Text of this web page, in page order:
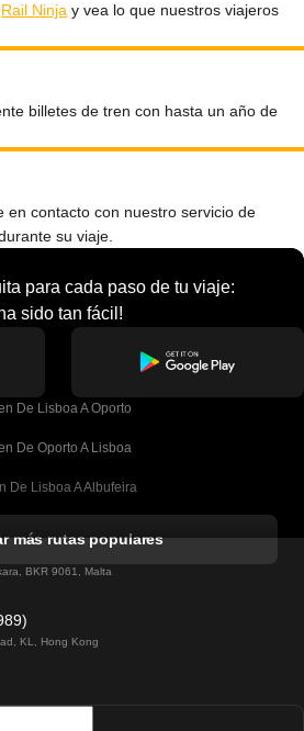
Rail Ninja y vea lo que nuestros viajeros
billetes de tren con hasta un año de
en contacto con nuestro servicio de
su viaje.
para cada paso de tu viaje:
sido tan fácil!
De Lisboa A Oporto
De Oporto A Lisboa
De Lisboa A Albufeira
De Lisboa A Lagos
De Lisboa A Madrid
más rutas populares
BKR 9061, Malta
KL, Hong Kong